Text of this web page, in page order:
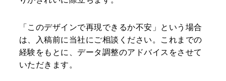
「このデザインで再現できるか不安」という場合
は、入稿前に当社にご相談ください。これまでの
経験をもとに、データ調整のアドバイスをさせて
いただきます。